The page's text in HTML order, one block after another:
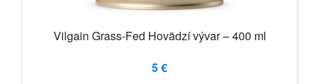
Vilgain Grass-Fed Hovädzí vývar – 400 ml
5 €